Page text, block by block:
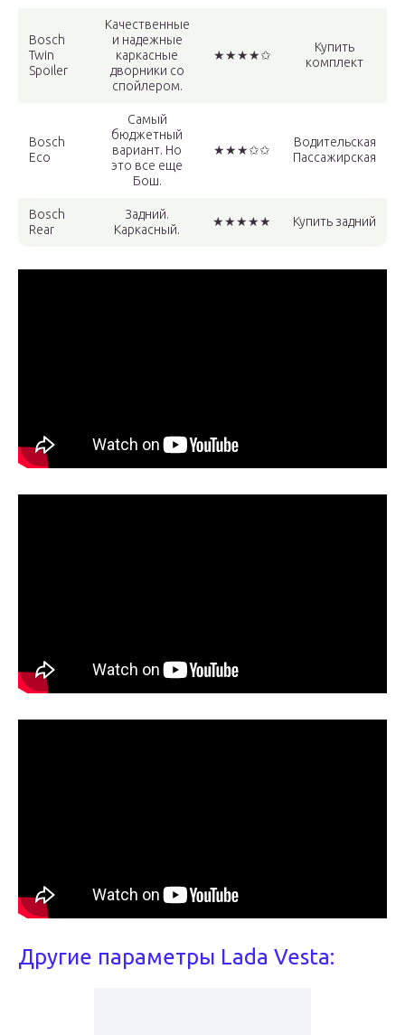
Bosch
Twin
Spoiler
Качественные
и надежные
каркасные
дворники со
спойлером.
★★★★✩
Купить
комплект
Bosch
Eco
Самый
бюджетный
вариант. Но
это все еще
Бош.
★★★✩✩
Водительская
Пассажирская
Bosch
Rear
Задний.
Каркасный.
★★★★★ Купить задний
Другие параметры Lada Vesta: